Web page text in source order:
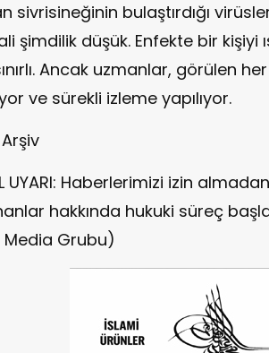
sivrisineğinin bulaştırdığı
şimdilik düşük. Enfekte bir kişiyi
Ancak uzmanlar, görülen
ve sürekli izleme yapılıyor.
UYARI: Haberlerimizi izin
hakkında hukuki süreç
Media Grubu)